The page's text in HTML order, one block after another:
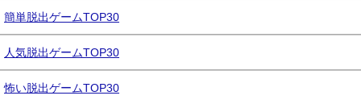
簡単脱出ゲームTOP30
人気脱出ゲームTOP30
怖い脱出ゲームTOP30